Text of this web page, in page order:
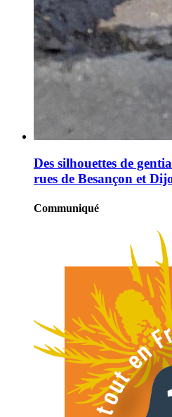
Des silhouettes de
rues de Besançon et
Communiqué